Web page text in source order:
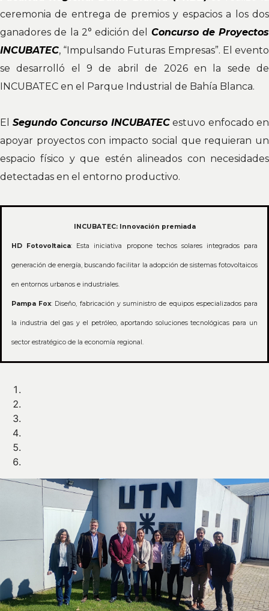
ceremonia de entrega de premios y espacios a los dos
ganadores de la 2° edición del Concurso de Proyectos
INCUBATEC, “Impulsando Futuras Empresas”. El evento
se desarrolló el 9 de abril de 2026 en la sede de
INCUBATEC en el Parque Industrial de Bahía Blanca.
El Segundo Concurso INCUBATECestuvo enfocado en
apoyar proyectos con impacto social que requieran un
espacio físico y que estén alineados con necesidades
detectadas en el entorno productivo.
INCUBATEC: Innovación premiada
HD Fotovoltaica: Esta iniciativa propone techos solares integrados para
generación de energía, buscando facilitar la adopción de sistemas fotovoltaicos
en entornos urbanos e industriales.
Pampa Fox: Diseño, fabricación y suministro de equipos especializados para
la industria del gas y el petróleo, aportando soluciones tecnológicas para un
sector estratégico de la economía regional.